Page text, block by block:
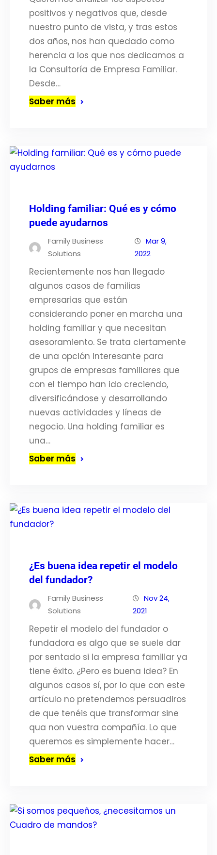
positivos y negativos que, desde
nuestro punto de vista, y tras estos
dos años, nos han quedado como
herencia a los que nos dedicamos a
la Consultoría de Empresa Familiar.
Desde…
Saber más
Holding familiar: Qué es y cómo
puede ayudarnos
Family Business
Solutions
Mar 9,
2022
Recientemente nos han llegado
algunos casos de familias
empresarias que están
considerando poner en marcha una
holding familiar y que necesitan
asesoramiento. Se trata ciertamente
de una opción interesante para
grupos de empresas familiares que
con el tiempo han ido creciendo,
diversificándose y desarrollando
nuevas actividades y líneas de
negocio. Una holding familiar es
una…
Saber más
¿Es buena idea repetir el modelo
del fundador?
Family Business
Solutions
Nov 24,
2021
Repetir el modelo del fundador o
fundadora es algo que se suele dar
por sentado si la empresa familiar ya
tiene éxito. ¿Pero es buena idea? En
algunos casos sí, por lo que con este
artículo no pretendemos persuadiros
de que tenéis que transformar sine
qua non vuestra compañía. Lo que
queremos es simplemente hacer…
Saber más